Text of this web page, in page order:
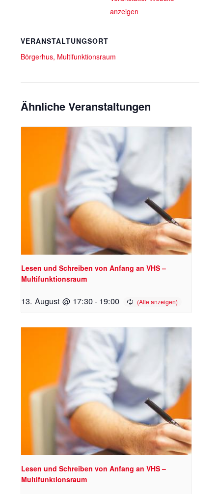
anzeigen
VERANSTALTUNGSORT
Börgerhus, Multifunktionsraum
Ähnliche Veranstaltungen
Lesen und Schreiben von Anfang an VHS –
Multifunktionsraum
13. August @ 17:30- 19:00
Lesen und Schreiben von Anfang an VHS –
Multifunktionsraum